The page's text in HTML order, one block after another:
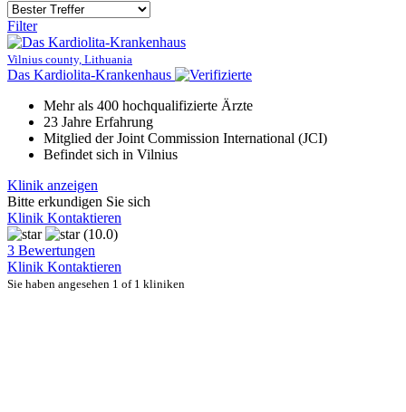
Filter
Vilnius county, Lithuania
Das Kardiolita-Krankenhaus
Mehr als 400 hochqualifizierte Ärzte
23 Jahre Erfahrung
Mitglied der Joint Commission International (JCI)
Befindet sich in Vilnius
Klinik anzeigen
Bitte erkundigen Sie sich
Klinik Kontaktieren
(10.0)
3 Bewertungen
Klinik Kontaktieren
Sie haben angesehen 1 of 1 kliniken